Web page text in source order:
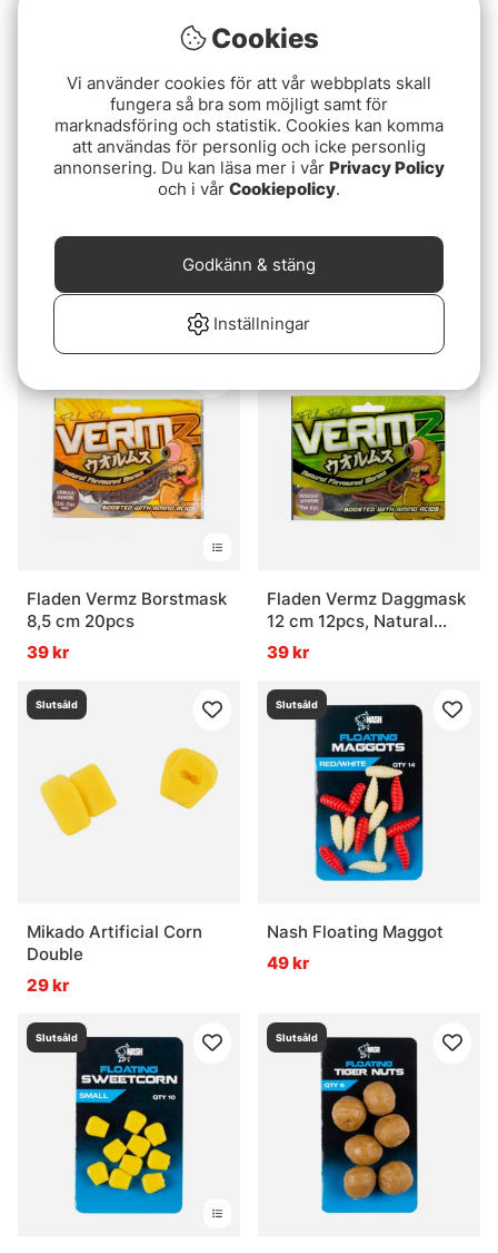
Maggot
Behr Trendex Mini Carp
Shells (6-pack)
89 kr
Fladen Vermz Borstmask
8,5 cm 20pcs
39 kr
Fladen Vermz Daggmask
12 cm 12pcs, Natural
Brown
39 kr
Slutsåld
Mikado Artificial Corn
Double
29 kr
Slutsåld
Nash Floating Maggot
49 kr
Slutsåld Slutsåld
Cookies
Vi använder cookies för att vår webbplats skall
fungera så bra som möjligt samt för
marknadsföring och statistik. Cookies kan komma
att användas för personlig och icke personlig
annonsering. Du kan läsa mer i vår Privacy Policy
och i vår Cookiepolicy.
Inställningar
Godkänn & stäng